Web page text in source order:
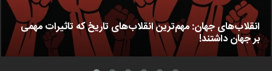
انقلاب‌های جهان: مهم‌ترین انقلاب‌های تاریخ که تاثیرات مهمی
بر جهان داشتند!